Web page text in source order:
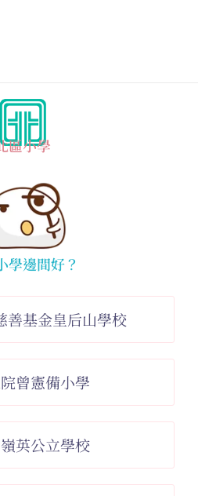
區小學
學邊間好？
善基金皇后山學校
曾憲備小學
英公立學校